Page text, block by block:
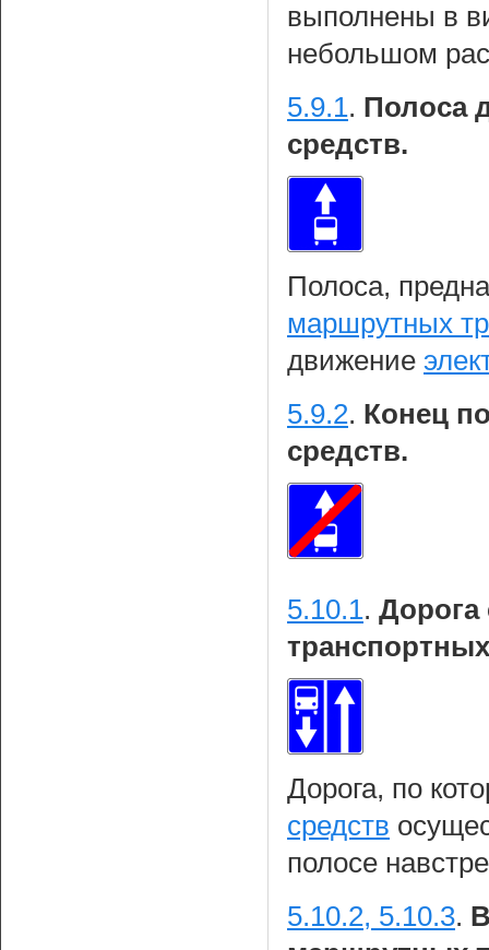
выполнены в
небольшом
5.9.1. Полоса
средств.
Полоса,
маршрутных
движение
5.9.2. Конец
средств.
5.10.1.
Дорога, по
средств
полосе
5.10.2, 5.10.3.